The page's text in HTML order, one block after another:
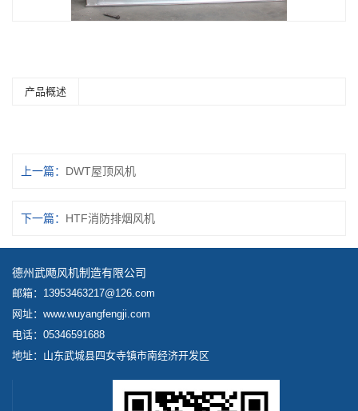
产品概述
上一篇： DWT屋顶风机
下一篇： HTF消防排烟风机
德州武飏风机制造有限公司
邮箱：13953463217@126.com
网址：www.wuyangfengji.com
电话：05346591688
地址：山东武城县四女寺镇市南经济开发区